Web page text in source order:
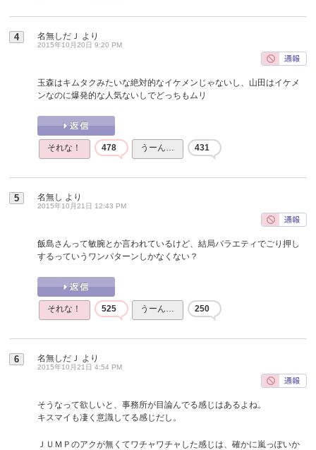
4 名無しだＪ より
2015年10月20日 9:20 PM
玉森はキムタクみたいな絶対的なイケメンじゃないし、山田はイケメ
ンなのに爆発的な人気ないしでどっちもムリ
それな！ 478 うーん… 431
5 名無し より
2015年10月21日 12:43 PM
飯島さんって敏腕とか言われているけど、結局バラエティでごり押し
するっていうワンパターンしかなくない？
それな！ 525 うーん… 250
6 名無しだＪ より
2015年10月21日 4:54 PM
そうなって欲しいと、事務所が目論んでる感じはあるよね。
キスマイも凄く意識してる感じだし。
ＪＵＭＰのアクが無くてワチャワチャした感じは、確かに嵐っぽいか